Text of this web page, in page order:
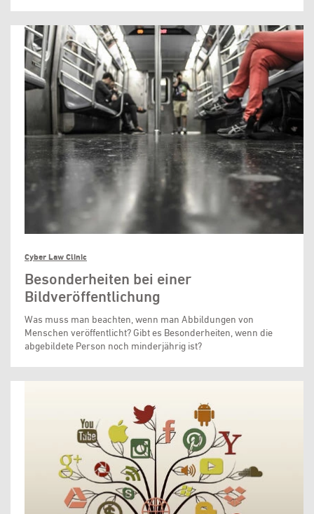
Cyber Law Clinic
Besonderheiten bei einer
Bildveröffentlichung
Was muss man beachten, wenn man Abbildungen von
Menschen veröffentlicht? Gibt es Besonderheiten, wenn die
abgebildete Person noch minderjährig ist?